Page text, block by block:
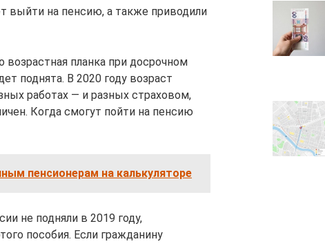
выйти на пенсию, а также приводили
возрастная планка при досрочном
поднята. В 2020 году возраст
работах — и разных страховом,
Когда смогут пойти на пенсию
пенсионерам на калькуляторе
не подняли в 2019 году,
пособия. Если гражданину